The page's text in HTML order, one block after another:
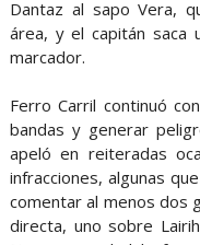
Dantaz al sapo Vera,
área, y el capitán saca
marcador.
Ferro Carril continuó
bandas y generar
apeló en reiteradas
infracciones, algunas
comentar al menos dos
directa, uno sobre